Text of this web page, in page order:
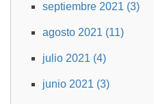
septiembre 2021 (3)
agosto 2021 (11)
julio 2021 (4)
junio 2021 (3)